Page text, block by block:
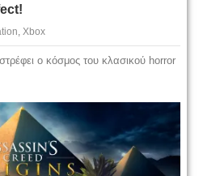
Xbox
ο κόσμος του κλασικού horror